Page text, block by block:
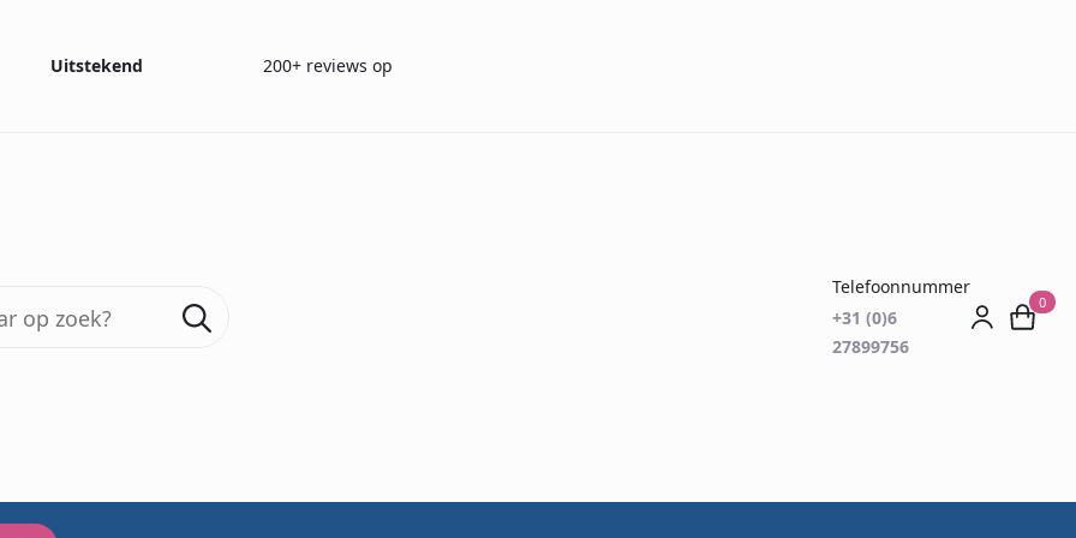
Uitstekend 200+ reviews op
Telefoonnummer
+31 (0)6
27899756
0
coronavirus